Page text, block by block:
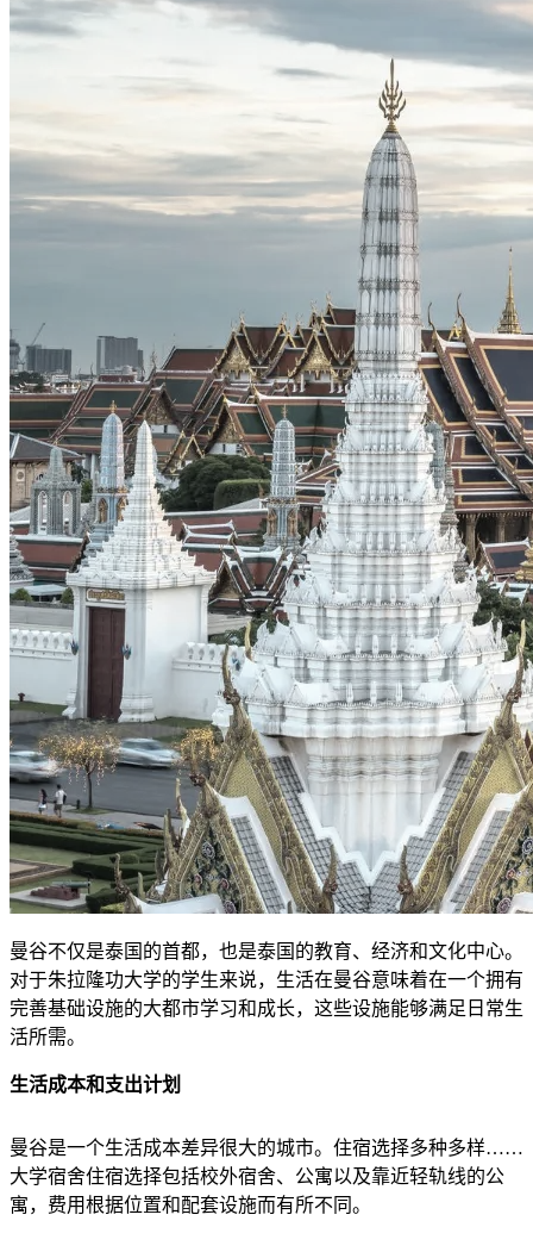
曼谷不仅是泰国的首都，也是泰国的教育、经济和文化中心。
对于朱拉隆功大学的学生来说，生活在曼谷意味着在一个拥有
完善基础设施的大都市学习和成长，这些设施能够满足日常生
活所需。
生活成本和支出计划
曼谷是一个生活成本差异很大的城市。住宿选择多种多样……
大学宿舍住宿选择包括校外宿舍、公寓以及靠近轻轨线的公
寓，费用根据位置和配套设施而有所不同。